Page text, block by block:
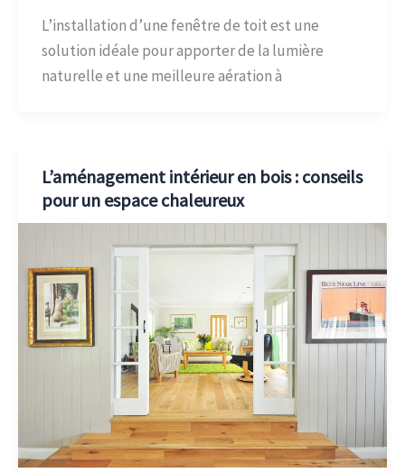
L’installation d’une fenêtre de toit est une
solution idéale pour apporter de la lumière
naturelle et une meilleure aération à
L’aménagement intérieur en bois : conseils
pour un espace chaleureux